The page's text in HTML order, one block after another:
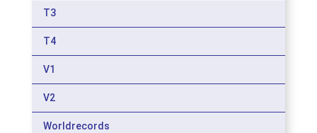
T3
T4
V1
V2
Worldrecords